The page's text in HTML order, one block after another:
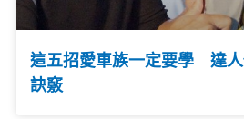
這五招愛車族一定要學 達
訣竅